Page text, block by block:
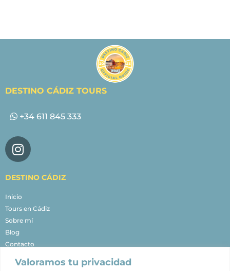
Valoramos tu privacidad
DESTINO CÁDIZ TOURS
+34 611 845 333
DESTINO CÁDIZ
Inicio
Tours en Cádiz
Sobre mí
Blog
Contacto
NUESTROS TOURS